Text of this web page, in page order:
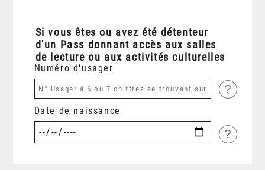
Si vous êtes ou avez été détenteur
d'un Pass donnant accès aux salles
de lecture ou aux activités culturelles
Numéro d'usager
?
Date de naissance
?